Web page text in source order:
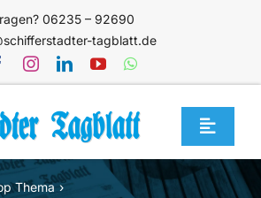
06235 – 92690
tagblatt.de
Toggle
Thema